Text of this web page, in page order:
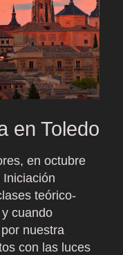
en Toledo
en octubre
teórico-
cuando
nuestra
con las luces